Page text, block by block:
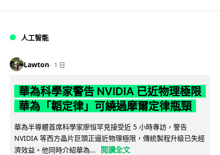
人工智能
Lawton 1 日
華為科學家警告 NVIDIA 已近物理極限
華為「韜定律」可繞過摩爾定律瓶頸
華為半導體首席科學家廖恒罕見接受近 5 小時專訪，警告
NVIDIA 等西方晶片巨頭正逼近物理極限，傳統製程升級已失經
濟效益。他同時介紹華為...
閱讀全文